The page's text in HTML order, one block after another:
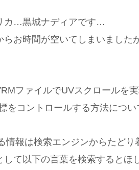
カ…黒城ナディアです…
らお時間が空いてしまいました
ファイルでUVスクロールを
をコントロールする方法につい
情報は検索エンジンからたど
して以下の言葉を検索するとほ